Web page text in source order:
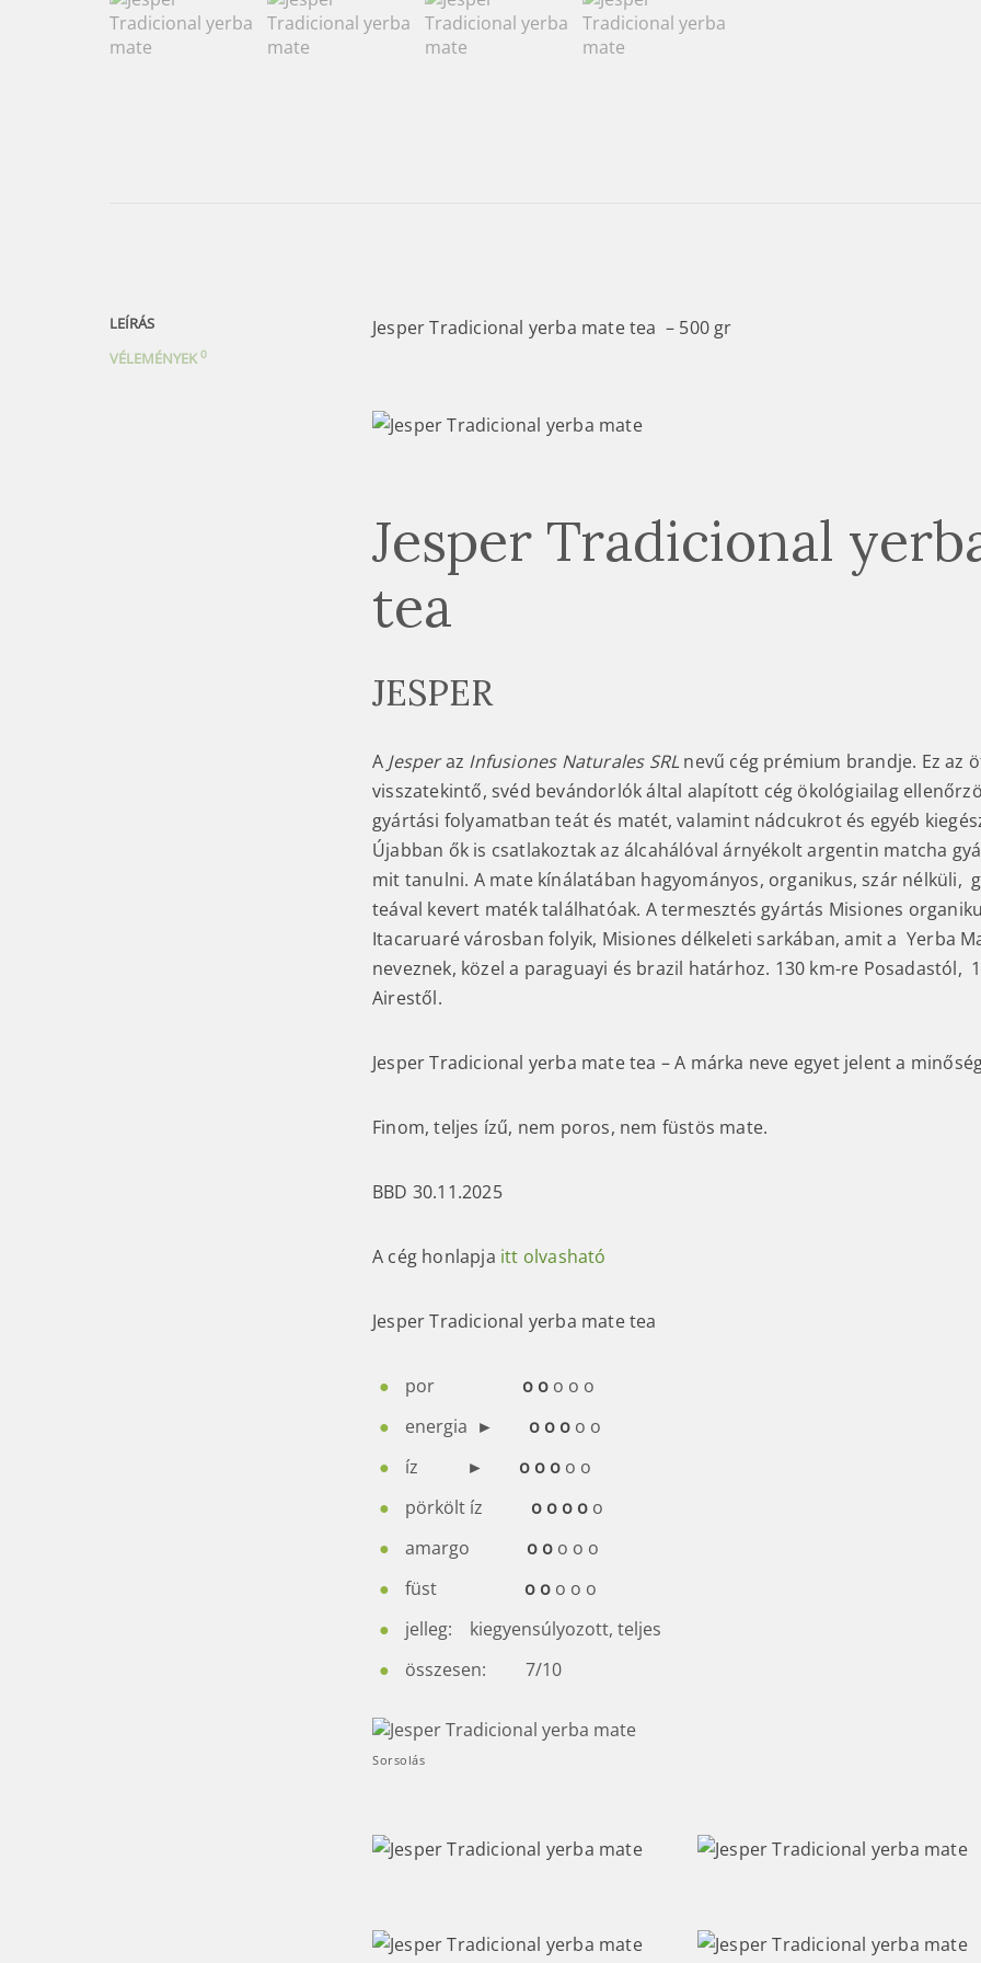
LEÍRÁS
VÉLEMÉNYEK0
Jesper Tradicional yerba mate tea – 500 gr
Jesper Tradicional
tea
JESPER
A Jesperaz Infusiones Naturales SRL nevű cég prémium brandje. Ez az
visszatekintő, svéd bevándorlók által alapított cég ökológiailag
gyártási folyamatban teát és matét, valamint nádcukrot és egyéb
Újabban ők is csatlakoztak az álcahálóval árnyékolt argentin matcha
mit tanulni. A mate kínálatában hagyományos, organikus, szár nélküli,
teával kevert maték találhatóak. A termesztés gyártás Misiones
Itacaruaré városban folyik, Misiones délkeleti sarkában, amit a Yerba
neveznek, közel a paraguayi és brazil határhoz. 130 km-re Posadastól,
Airestől.
Jesper Tradicional yerba mate tea – A márka neve egyet jelent a
Finom, teljes ízű, nem poros, nem füstös mate.
BBD 30.11.2025
A cég honlapja itt olvasható
Jesper Tradicional yerba mate tea
por o o o o o
energia ►
o o o o o
íz ► o o o o o
pörkölt íz o o o o o
amargo
o o o o o
füst
o o o o o
jelleg: kiegyensúlyozott, teljes
összesen: 7/10
Sorsolás